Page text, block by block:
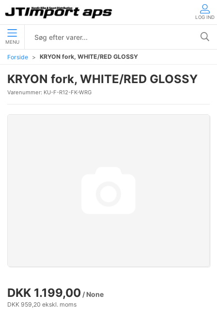
LOG IND
MENU
Forside KRYON fork, WHITE/RED GLOSSY
KRYON fork, WHITE/RED GLOSSY
Varenummer: KU-F-R12-FK-WRG
DKK 1.199,00 / None
DKK 959,20 ekskl. moms